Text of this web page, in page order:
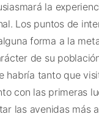
la
Los puntos de
forma a la
de su
habría tanto que
con las primeras
las avenidas más